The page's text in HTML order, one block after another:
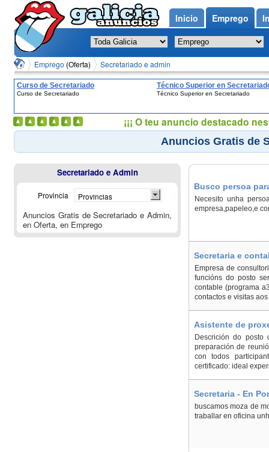
Emprego (Oferta) Secretariado e admin
Curso de Secretariado
Curso de Secretariado
Técnico Superior en
Técnico Superior en Secretariado
Anuncios Gratis de
Busco persoa
Pontevedra, Vigo
Necesito unha
empresa,papeleo,e
Secretaria e
Empresa de
funcións do posto
contable (programa
contactos e visitas
Asistente de
Descrición do posto
preparación de
con todos
certificado: ideal
Secretaria - En
buscamos moza de
traballar en oficina
Secretariado e Admin
Provincia Provincias
Anuncios Gratis de Secretariado e Admin,
en Oferta, en Emprego
Inicio Emprego
¡¡¡ O teu anuncio destacado